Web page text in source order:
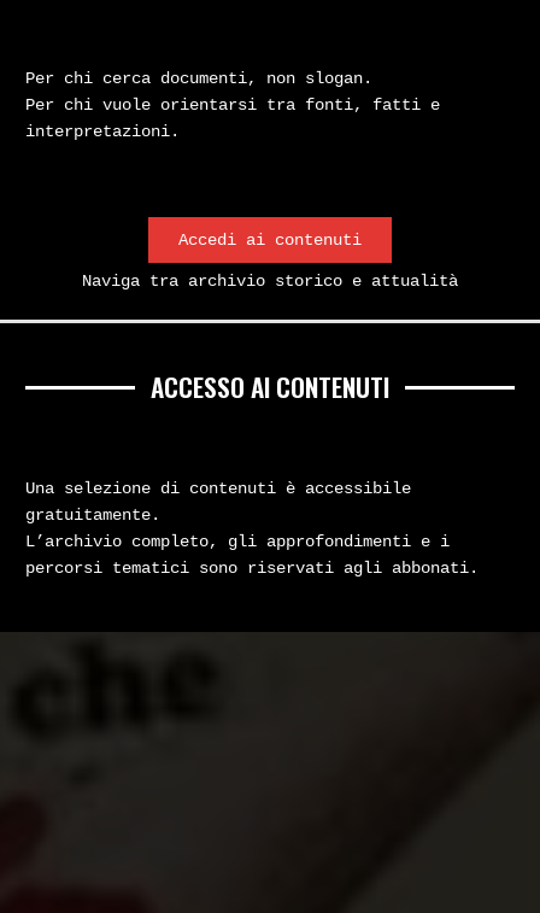
Per chi cerca documenti, non slogan.
Per chi vuole orientarsi tra fonti, fatti e
interpretazioni.
Accedi ai contenuti
Naviga tra archivio storico e attualità
ACCESSO AI CONTENUTI
Una selezione di contenuti è accessibile
gratuitamente.
L’archivio completo, gli approfondimenti e i
percorsi tematici sono riservati agli abbonati.